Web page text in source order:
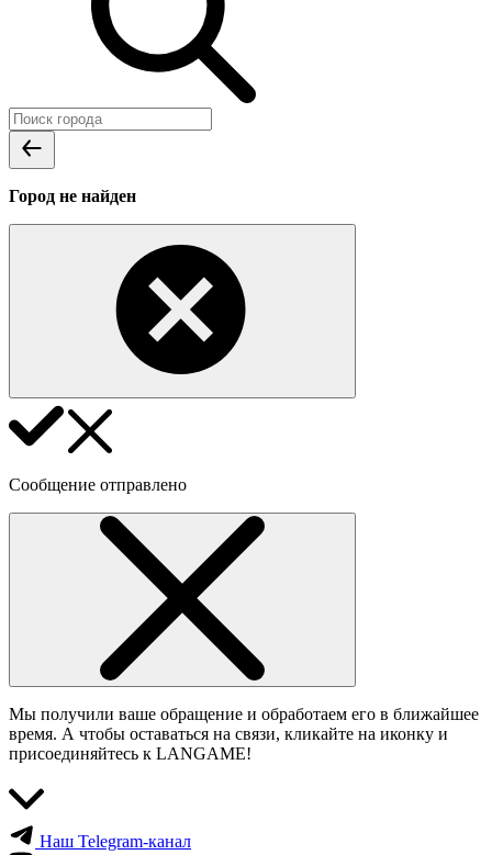
Город не найден
Сообщение отправлено
Мы получили ваше обращение и обработаем его в ближайшее
время. А чтобы оставаться на связи, кликайте на иконку и
присоединяйтесь к LANGAME!
Наш Telegram-канал